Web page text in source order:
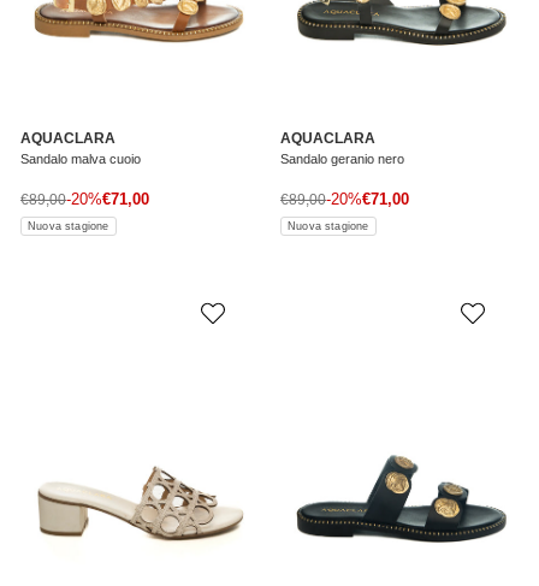
AQUACLARA
Sandalo malva cuoio
Prezzo di vendita
€71,00
Prezzo normale
€89,00-20%
Nuova stagione
AQUACLARA
Sandalo geranio nero
Prezzo di vendita
€71,00
Prezzo normale
€89,00-20%
Nuova stagione